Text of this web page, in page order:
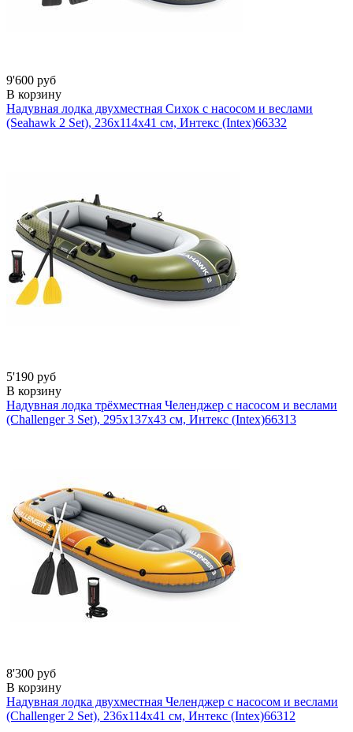
9'600 руб
В корзину
Надувная лодка двухместная Сихок с насосом и веслами
(Seahawk 2 Set), 236х114х41 см, Интекс (Intex)66332
5'190 руб
В корзину
Надувная лодка трёхместная Челенджер с насосом и веслами
(Challenger 3 Set), 295х137х43 см, Интекс (Intex)66313
8'300 руб
В корзину
Надувная лодка двухместная Челенджер с насосом и веслами
(Challenger 2 Set), 236х114х41 см, Интекс (Intex)66312